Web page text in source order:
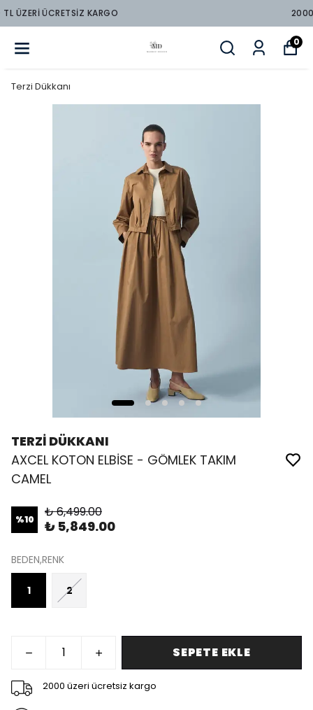
2000 TL ÜZERİ ÜCRETSİZ KARGO
0
Terzi Dükkanı
TERZİ DÜKKANI
AXCEL KOTON ELBİSE - GÖMLEK TAKIM
CAMEL
%10 ₺ 6,499.00
₺ 5,849.00
BEDEN,RENK
1 2
SEPETE EKLE
2000 üzeri ücretsiz kargo